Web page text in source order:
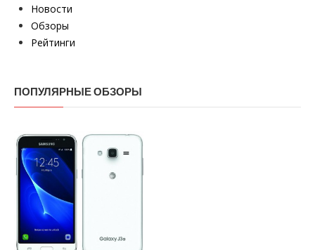
Новости
Обзоры
Рейтинги
ПОПУЛЯРНЫЕ ОБЗОРЫ